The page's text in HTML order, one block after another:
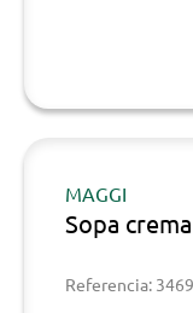
MAGGI
Sopa
Referencia: